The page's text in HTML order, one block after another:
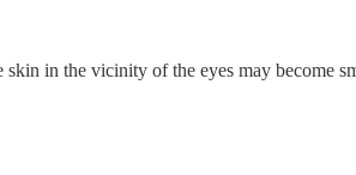
skin in the vicinity of the eyes may become